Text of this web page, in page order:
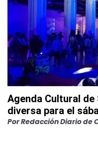
Agenda Cultural
diversa para el
PorRedacción Diario de